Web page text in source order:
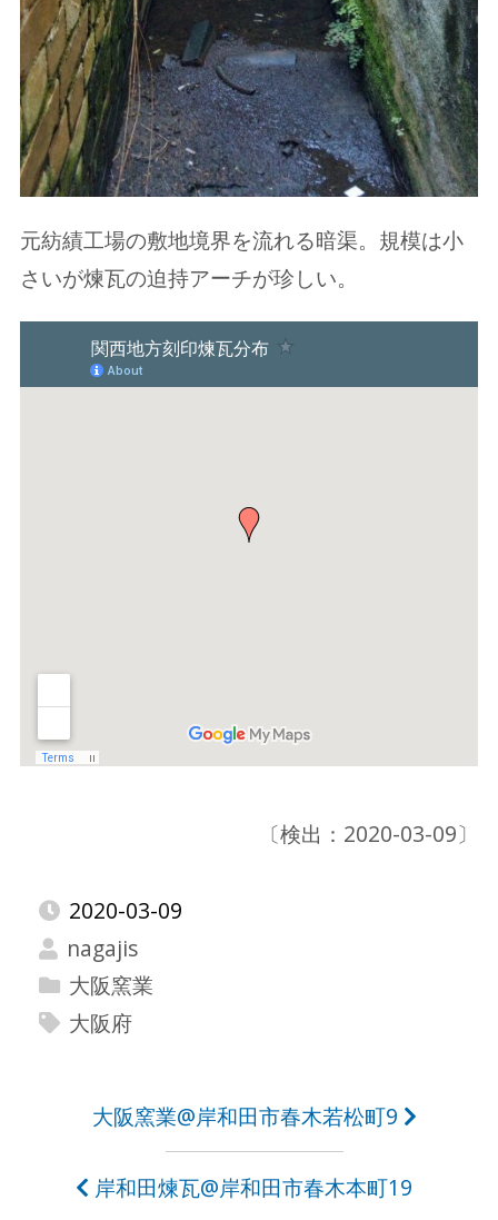
元紡績工場の敷地境界を流れる暗渠。規模は小
さいが煉瓦の迫持アーチが珍しい。
〔検出：2020-03-09〕
2020-03-09
nagajis
大阪窯業
大阪府
大阪窯業@岸和田市春木若松町9
岸和田煉瓦@岸和田市春木本町19